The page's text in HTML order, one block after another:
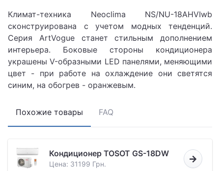
Климат-техника Neoclima NS/NU-18AHVIwb
сконструирована с учетом модных тенденций.
Серия ArtVogue станет стильным дополнением
интерьера. Боковые стороны кондиционера
украшены V-образными LED панелями, меняющими
цвет - при работе на охлаждение они светятся
синим, на обогрев - оранжевым.
Похожие товары FAQ
Кондиционер TOSOT GS-18DW
Цена: 31199 Грн.